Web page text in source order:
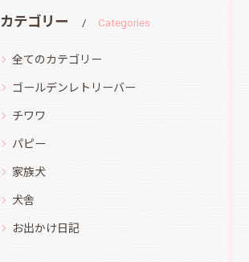
カテゴリー Categories
全てのカテゴリー
ゴールデンレトリーバー
チワワ
パピー
家族犬
犬舎
お出かけ日記